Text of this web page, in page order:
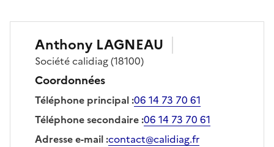
Anthony LAGNEAU
Sociétécalidiag(18100)
Coordonnées
Téléphone principal:06 14 73 70 61
Téléphone secondaire:06 14 73 70 61
Adresse e-mail:contact@calidiag.fr